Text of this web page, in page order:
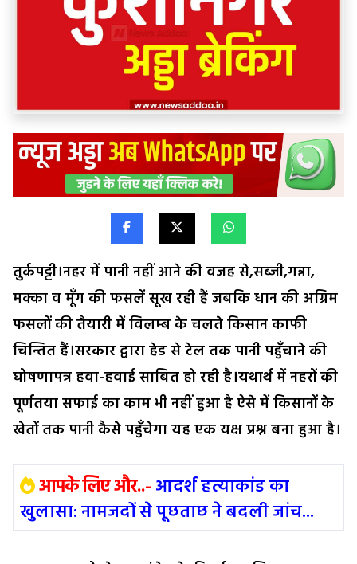
तुर्कपट्टी।नहर में पानी नहीं आने की वजह से,सब्जी,गन्ना,
मक्का व मूँग की फसलें सूख रही हैं जबकि धान की अग्रिम
फसलों की तैयारी में विलम्ब के चलते किसान काफी
चिन्तित हैं।सरकार द्वारा हेड से टेल तक पानी पहुँचाने की
घोषणापत्र हवा-हवाई साबित हो रही है।यथार्थ में नहरों की
पूर्णतया सफाई का काम भी नहीं हुआ है ऐसे में किसानों के
खेतों तक पानी कैसे पहुँचेगा यह एक यक्ष प्रश्न बना हुआ है।
आपके लिए और..- आदर्श हत्याकांड का
खुलासा: नामजदों से पूछताछ ने बदली जांच...